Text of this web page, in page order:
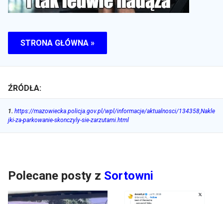
STRONA GŁÓWNA »
ŹRÓDŁA:
1. https://mazowiecka.policja.gov.pl/wpl/informacje/aktualnosci/134358,Nakle
jki-za-parkowanie-skonczyly-sie-zarzutami.html
Polecane posty z Sortowni